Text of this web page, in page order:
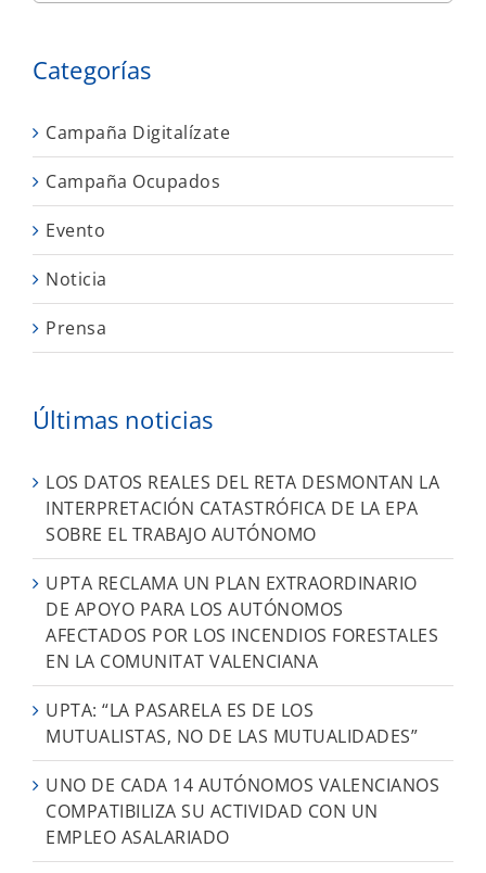
Categorías
Campaña Digitalízate
Campaña Ocupados
Evento
Noticia
Prensa
Últimas noticias
LOS DATOS REALES DEL RETA DESMONTAN LA
INTERPRETACIÓN CATASTRÓFICA DE LA EPA
SOBRE EL TRABAJO AUTÓNOMO
UPTA RECLAMA UN PLAN EXTRAORDINARIO
DE APOYO PARA LOS AUTÓNOMOS
AFECTADOS POR LOS INCENDIOS FORESTALES
EN LA COMUNITAT VALENCIANA
UPTA: “LA PASARELA ES DE LOS
MUTUALISTAS, NO DE LAS MUTUALIDADES”
UNO DE CADA 14 AUTÓNOMOS VALENCIANOS
COMPATIBILIZA SU ACTIVIDAD CON UN
EMPLEO ASALARIADO